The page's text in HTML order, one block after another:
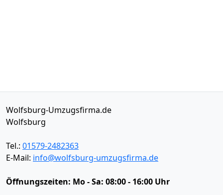
Wolfsburg-Umzugsfirma.de
Wolfsburg
Tel.: 01579-2482363
E-Mail: info@wolfsburg-umzugsfirma.de
Öffnungszeiten: Mo - Sa: 08:00 - 16:00 Uhr